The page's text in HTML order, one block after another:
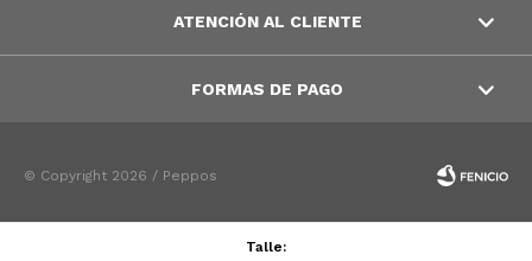
Talle:
ATENCIÓN AL CLIENTE
FORMAS DE PAGO
© Copyright 2026 / Peppos